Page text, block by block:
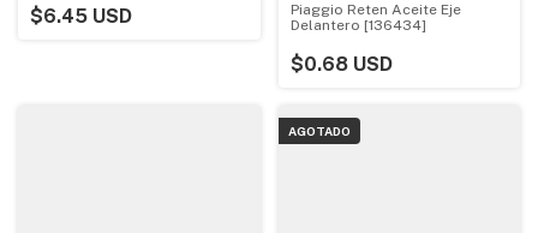
$6.45 USD
Piaggio Reten Aceite Eje
Delantero [136434]
$0.68 USD
AGOTADO